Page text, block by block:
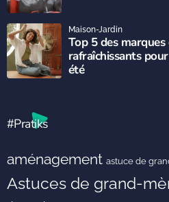
Top 5 des
rafraîchissants
été
Maison-Jardin
#Pratiks
aménagement astuce de
Astuces de grand-